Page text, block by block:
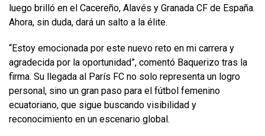
luego brilló en el Cacereño, Alavés y Granada CF de España.
Ahora, sin duda, dará un salto a la élite.
“Estoy emocionada por este nuevo reto en mi carrera y
agradecida por la oportunidad”, comentó Baquerizo tras la
firma. Su llegada al París FC no solo representa un logro
personal, sino un gran paso para el fútbol femenino
ecuatoriano, que sigue buscando visibilidad y
reconocimiento en un escenario global.